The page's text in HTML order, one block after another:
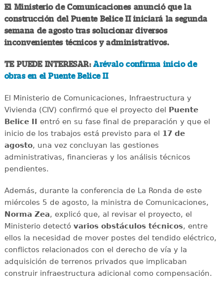
El Ministerio de Comunicaciones anunció que la
construcción del Puente Belice II iniciará la segunda
semana de agosto tras solucionar diversos
inconvenientes técnicos y administrativos.
TE PUEDE INTERESAR:Arévalo confirma inicio de
obras en el Puente Belice II
El Ministerio de Comunicaciones, Infraestructura y
Vivienda (CIV) confirmó que el proyecto del Puente
Belice II entró en su fase final de preparación y que el
inicio de los trabajos está previsto para el 17 de
agosto, una vez concluyan las gestiones
administrativas, financieras y los análisis técnicos
pendientes.
Además, durante la conferencia de La Ronda de este
miércoles 5 de agosto, la ministra de Comunicaciones,
Norma Zea, explicó que, al revisar el proyecto, el
Ministerio detectó varios obstáculos técnicos, entre
ellos la necesidad de mover postes del tendido eléctrico,
conflictos relacionados con el derecho de vía y la
adquisición de terrenos privados que implicaban
construir infraestructura adicional como compensación.